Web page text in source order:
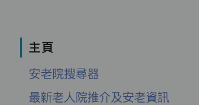
主頁
安老院搜尋器
最新老人院推介及安老資訊